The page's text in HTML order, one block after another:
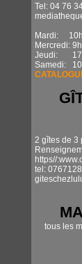
Tel: 04 76
Mardi:
Mercredi:
Jeudi:
Samedi:
2 gîtes de 3
https//
tel:
tous les